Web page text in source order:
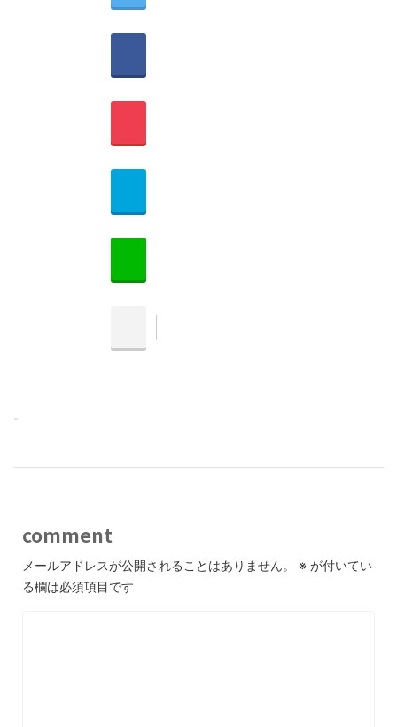
-
comment
メールアドレスが公開されることはありません。 ※ が付いてい
る欄は必須項目です